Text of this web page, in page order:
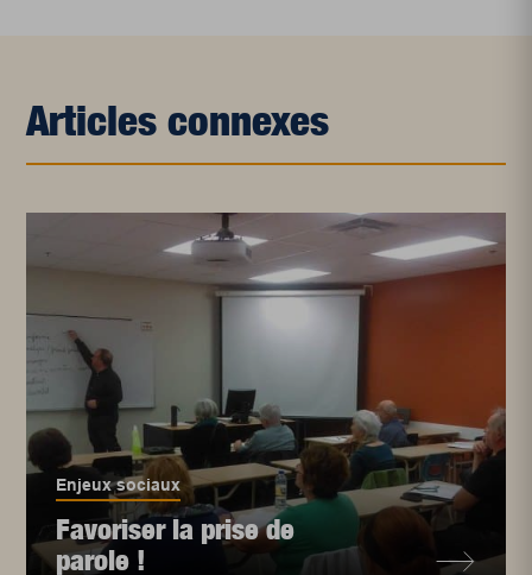
Articles connexes
Enjeux sociaux
Favoriser la prise de
parole !